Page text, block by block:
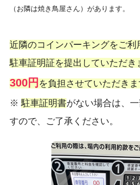
（お隣は焼き鳥屋さん）があります。
近隣のコインパーキングをご利
駐車証明証を提出していただき
300円を負担させていただきま
※ 駐車証明書がない場合は、
すので、ご了承ください。